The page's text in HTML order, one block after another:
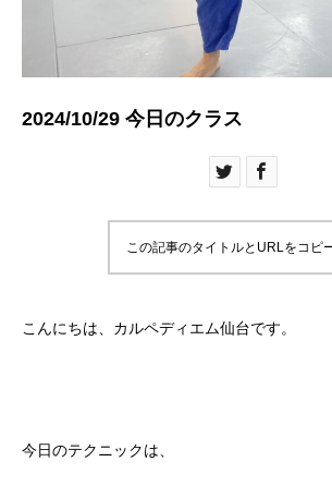
2024/10/29 今日のクラス
この記事のタイトルとURLをコピ
こんにちは、カルペディエム仙台です。
今日のテクニックは、